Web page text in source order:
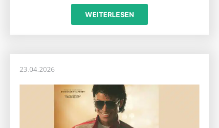
WEITERLESEN
23.04.2026